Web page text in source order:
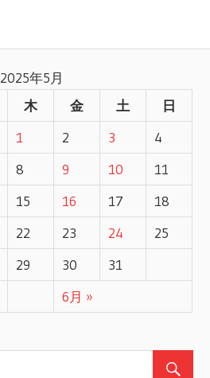
2025年5月
木 金 土 日
6月 »
1 2 3
4
8 9 10
11
15 16 17
18
22 23 24
25
29 30 31